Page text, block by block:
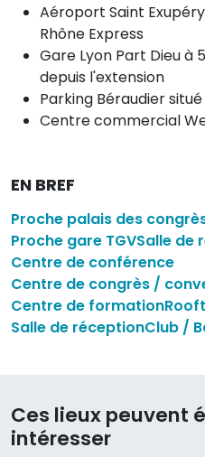
Aéroport Saint
Rhône Express
Gare Lyon Part Dieu à
depuis l'extension
Parking Béraudier
Centre commercial
EN BREF
Proche palais des
Proche gare TGVSalle de
Centre de conférence
Centre de congrès /
Centre de formation
Salle de réceptionClub /
Ces lieux peuvent
intéresser